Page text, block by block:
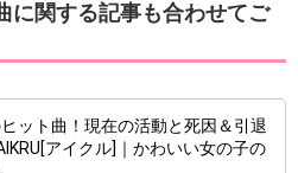
に関する記事も合わせてご
ット曲！現在の活動と死因＆引退
アイクル]｜かわいい女の子の